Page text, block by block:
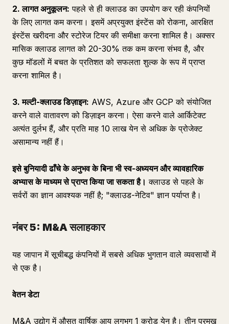
2. लागत अनुकूलन: पहले से ही क्लाउड का उपयोग कर रही कंपनियों
के लिए लागत कम करना। इसमें अप्रयुक्त इंस्टेंस को रोकना, आरक्षित
इंस्टेंस खरीदना और स्टोरेज टियर की समीक्षा करना शामिल है। अक्सर
मासिक क्लाउड लागत को 20-30% तक कम करना संभव है, और
कुछ मॉडलों में बचत के प्रतिशत को सफलता शुल्क के रूप में प्राप्त
करना शामिल है।
3. मल्टी-क्लाउड डिज़ाइन: AWS, Azure और GCP को संयोजित
करने वाले वातावरण को डिज़ाइन करना। ऐसा करने वाले आर्किटेक्ट
अत्यंत दुर्लभ हैं, और प्रति माह 10 लाख येन से अधिक के प्रोजेक्ट
असामान्य नहीं हैं।
इसे बुनियादी ढाँचे के अनुभव के बिना भी स्व-अध्ययन और व्यावहारिक
अभ्यास के माध्यम से प्राप्त किया जा सकता है। क्लाउड से पहले के
सर्वरों का ज्ञान आवश्यक नहीं है; "क्लाउड-नेटिव" ज्ञान पर्याप्त है।
नंबर 5: M&A सलाहकार
यह जापान में सूचीबद्ध कंपनियों में सबसे अधिक भुगतान वाले व्यवसायों में
से एक है।
वेतन डेटा
M&A उद्योग में औसत वार्षिक आय लगभग 1 करोड़ येन है। तीन प्रमुख